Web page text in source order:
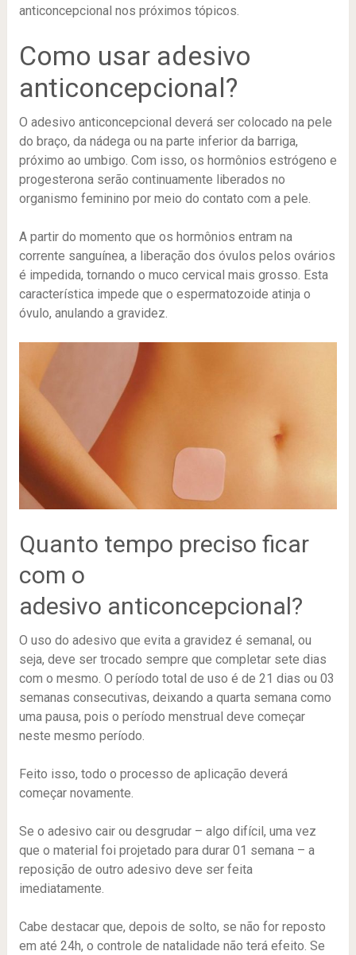
anticoncepcional nos próximos tópicos.
Como usar adesivo
anticoncepcional?
O adesivo anticoncepcional deverá ser colocado na pele
do braço, da nádega ou na parte inferior da barriga,
próximo ao umbigo. Com isso, os hormônios estrógeno e
progesterona serão continuamente liberados no
organismo feminino por meio do contato com a pele.
A partir do momento que os hormônios entram na
corrente sanguínea, a liberação dos óvulos pelos ovários
é impedida, tornando o muco cervical mais grosso. Esta
característica impede que o espermatozoide atinja o
óvulo, anulando a gravidez.
Quanto tempo preciso ficar
com o
adesivo anticoncepcional?
O uso do adesivo que evita a gravidez é semanal, ou
seja, deve ser trocado sempre que completar sete dias
com o mesmo. O período total de uso é de 21 dias ou 03
semanas consecutivas, deixando a quarta semana como
uma pausa, pois o período menstrual deve começar
neste mesmo período.
Feito isso, todo o processo de aplicação deverá
começar novamente.
Se o adesivo cair ou desgrudar – algo difícil, uma vez
que o material foi projetado para durar 01 semana – a
reposição de outro adesivo deve ser feita
imediatamente.
Cabe destacar que, depois de solto, se não for reposto
em até 24h, o controle de natalidade não terá efeito. Se